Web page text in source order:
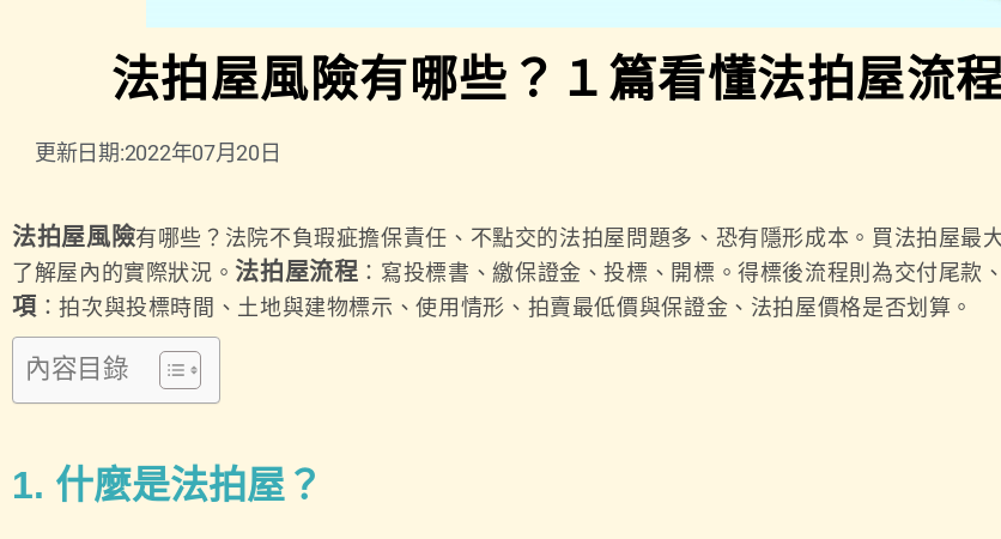
法拍屋風險有哪些？１篇看懂法拍屋流
更新日期:2022年07月20日
法拍屋風險有哪些？法院不負瑕疵擔保責任、不點交的法拍屋問題多、恐有隱形成本。買法拍屋最
了解屋內的實際狀況。 法拍屋流程 ：寫投標書、繳保證金、投標、開標。得標後流程則為交付尾款
項 ：拍次與投標時間、土地與建物標示、使用情形、拍賣最低價與保證金、法拍屋價格是否划算。
內容目錄
1. 什麼是法拍屋？